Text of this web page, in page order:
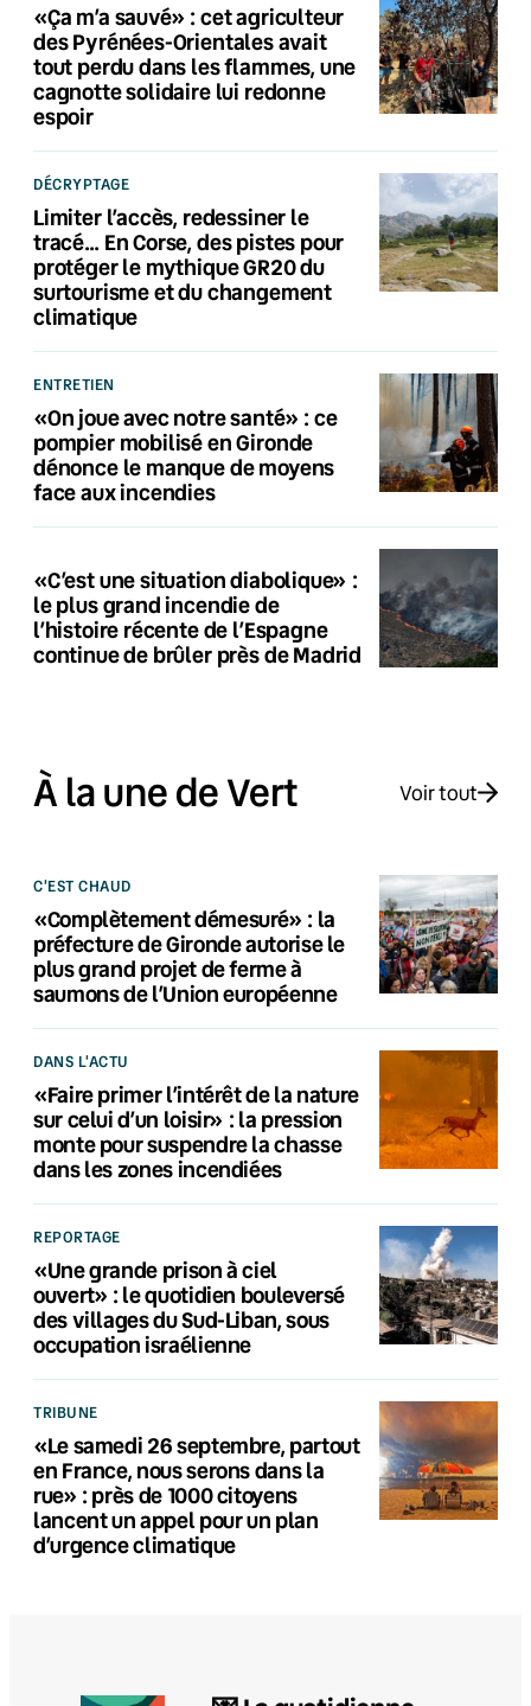
«Ça m’a sauvé» : cet agriculteur
des Pyrénées-Orientales avait
tout perdu dans les flammes, une
cagnotte solidaire lui redonne
espoir
DÉCRYPTAGE
Limiter l’accès, redessiner le
tracé… En Corse, des pistes pour
protéger le mythique GR20 du
surtourisme et du changement
climatique
ENTRETIEN
«On joue avec notre santé» : ce
pompier mobilisé en Gironde
dénonce le manque de moyens
face aux incendies
«C’est une situation diabolique» :
le plus grand incendie de
l’histoire récente de l’Espagne
continue de brûler près de Madrid
À la une de Vert Voir tout
C'EST CHAUD
«Complètement démesuré» : la
préfecture de Gironde autorise le
plus grand projet de ferme à
saumons de l’Union européenne
DANS L'ACTU
«Faire primer l’intérêt de la nature
sur celui d’un loisir» : la pression
monte pour suspendre la chasse
dans les zones incendiées
REPORTAGE
«Une grande prison à ciel
ouvert» : le quotidien bouleversé
des villages du Sud-Liban, sous
occupation israélienne
TRIBUNE
«Le samedi 26 septembre, partout
en France, nous serons dans la
rue» : près de 1000 citoyens
lancent un appel pour un plan
d’urgence climatique